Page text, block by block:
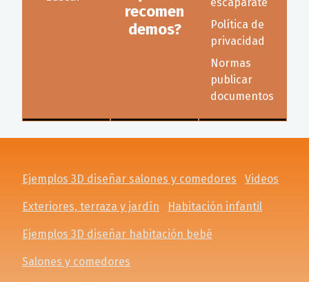
recomen
demos?
escaparate
Política de
privacidad
Normas
publicar
documentos
Ejemplos 3D diseñar salones y comedores Videos
Exteriores, terraza y jardín Habitación infantil
Ejemplos 3D diseñar habitación bebé
Salones y comedores